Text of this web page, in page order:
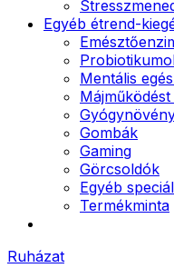
Egyéb étrend-
Mentális
Gombák
Gaming
Görcsoldók
Egyéb
Termékminta
Ruházat